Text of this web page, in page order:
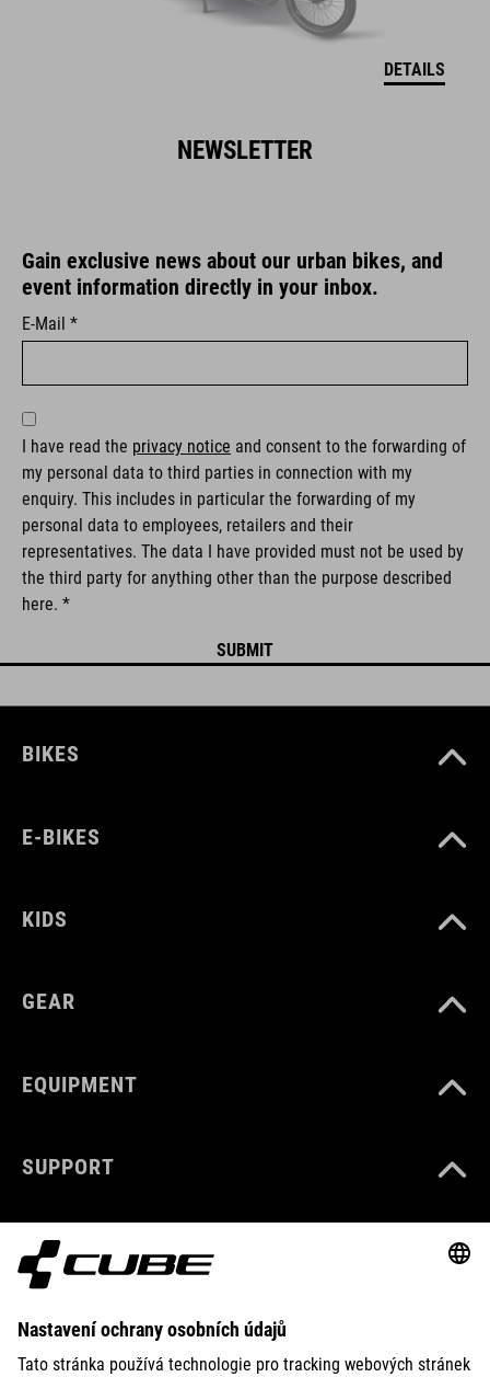
DETAILS
NEWSLETTER
Gain exclusive news about our urban bikes, and
event information directly in your inbox.
E-Mail *
I have read the privacy notice and consent to the forwarding of
my personal data to third parties in connection with my
enquiry. This includes in particular the forwarding of my
personal data to employees, retailers and their
representatives. The data I have provided must not be used by
the third party for anything other than the purpose described
here. *
BIKES
E-BIKES
KIDS
GEAR
EQUIPMENT
SUPPORT
ABOUT US
EXPLORE